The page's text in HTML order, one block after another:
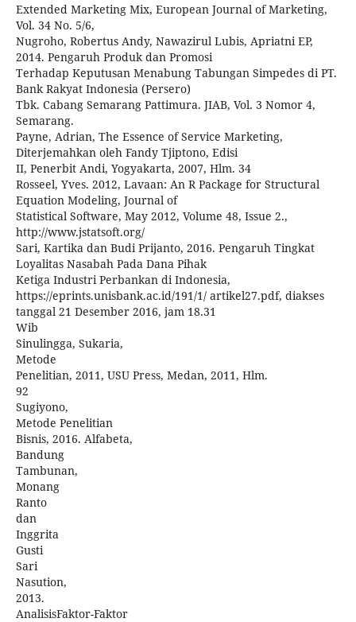
Extended Marketing Mix, European Journal of Marketing,
Vol. 34 No. 5/6,
Nugroho, Robertus Andy, Nawazirul Lubis, Apriatni EP,
2014. Pengaruh Produk dan Promosi
Terhadap Keputusan Menabung Tabungan Simpedes di PT.
Bank Rakyat Indonesia (Persero)
Tbk. Cabang Semarang Pattimura. JIAB, Vol. 3 Nomor 4,
Semarang.
Payne, Adrian, The Essence of Service Marketing,
Diterjemahkan oleh Fandy Tjiptono, Edisi
II, Penerbit Andi, Yogyakarta, 2007, Hlm. 34
Rosseel, Yves. 2012, Lavaan: An R Package for Structural
Equation Modeling, Journal of
Statistical Software, May 2012, Volume 48, Issue 2.,
http://www.jstatsoft.org/
Sari, Kartika dan Budi Prijanto, 2016. Pengaruh Tingkat
Loyalitas Nasabah Pada Dana Pihak
Ketiga Industri Perbankan di Indonesia,
https://eprints.unisbank.ac.id/191/1/ artikel27.pdf, diakses
tanggal 21 Desember 2016, jam 18.31
Wib
Sinulingga, Sukaria,
Metode
Penelitian, 2011, USU Press, Medan, 2011, Hlm.
92
Sugiyono,
Metode Penelitian
Bisnis, 2016. Alfabeta,
Bandung
Tambunan,
Monang
Ranto
dan
Inggrita
Gusti
Sari
Nasution,
2013.
AnalisisFaktor-Faktor